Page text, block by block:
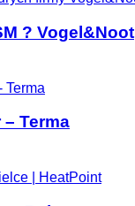
? Vogel&Noot
Terma